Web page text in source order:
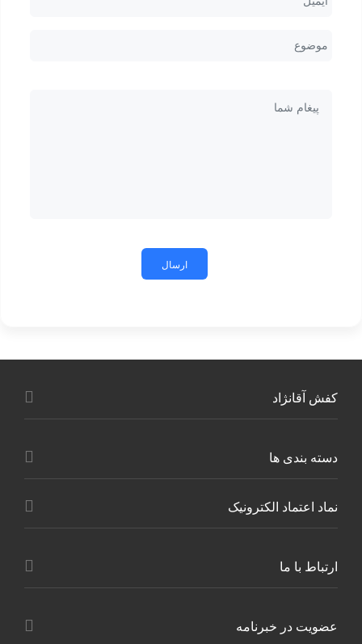
شما
کفش آقانژاد
دسته بندی ها
نماد اعتماد الکترونیک
ارتباط با ما
عضویت در خبرنامه